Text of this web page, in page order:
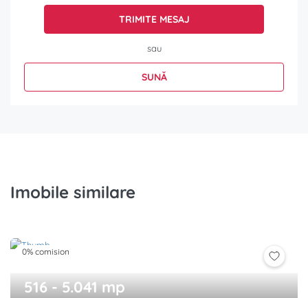
TRIMITE MESAJ
sau
SUNĂ
Imobile similare
0% comision
516 - 5.041 mp